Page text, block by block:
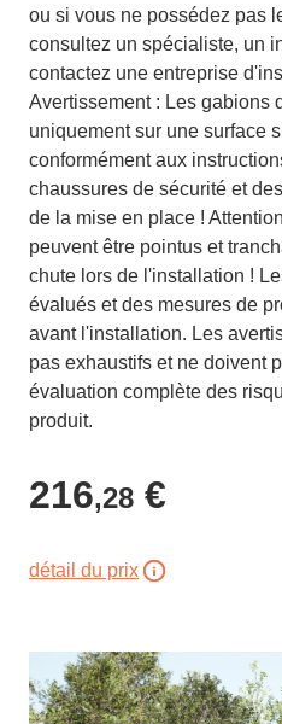
ou si vous ne possédez pas
consultez un spécialiste, un
contactez une entreprise
Avertissement : Les gabions
uniquement sur une surface
conformément aux
chaussures de sécurité et
de la mise en place !
peuvent être pointus et
chute lors de l'installation !
évalués et des mesures de
avant l'installation. Les
pas exhaustifs et ne doivent
évaluation complète des
produit.
216,28 €
détail du prix